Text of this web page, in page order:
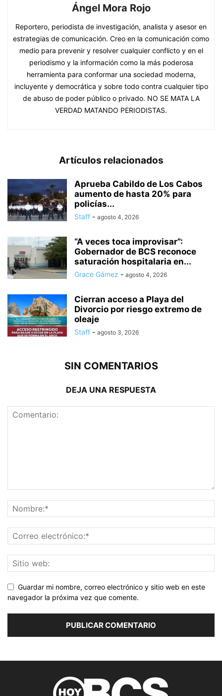
Ángel Mora Rojo
Reportero, periodista de investigación, analista y asesor en
estrategias de comunicación. Creo en la comunicación como
medio para prevenir y resolver cualquier conflicto y en el
periodismo y la información como la más poderosa
herramienta para conformar una sociedad moderna,
incluyente y democrática y sobre todo contra cualquier tipo
de abuso de poder público o privado. NO SE MATA LA
VERDAD MATANDO PERIODISTAS.
Artículos relacionados
Aprueba Cabildo de Los Cabos
aumento de hasta 20% para
policías...
Staff - agosto 4, 2026
“A veces toca improvisar”:
Gobernador de BCS reconoce
saturación hospitalaria en...
Grace Gámez - agosto 4, 2026
Cierran acceso a Playa del
Divorcio por riesgo extremo de
oleaje
Staff - agosto 3, 2026
SIN COMENTARIOS
DEJA UNA RESPUESTA
Guardar mi nombre, correo electrónico y sitio web en este
navegador la próxima vez que comente.